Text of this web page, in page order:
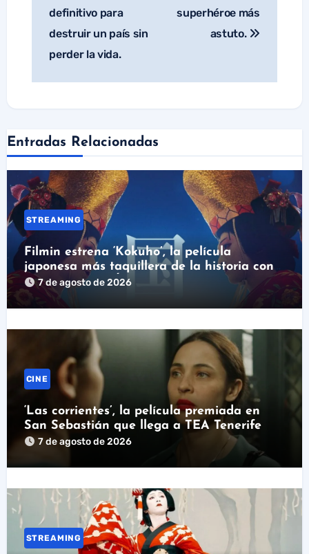
definitivo para
destruir un país sin
perder la vida.
superhéroe más
astuto.
Entradas Relacionadas
STREAMING
Filmin estrena ‘Kokuho’, la película
japonesa más taquillera de la historia con
nominación al Óscar
7 de agosto de 2026
CINE
‘Las corrientes’, la película premiada en
San Sebastián que llega a TEA Tenerife
7 de agosto de 2026
STREAMING